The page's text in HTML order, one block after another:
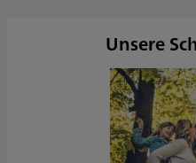
Unsere